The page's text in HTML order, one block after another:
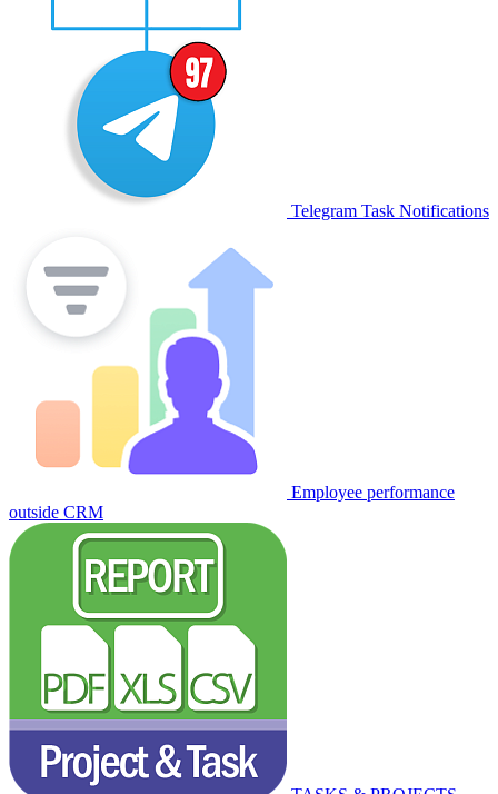
Telegram Task Notifications
Employee performance
outside CRM